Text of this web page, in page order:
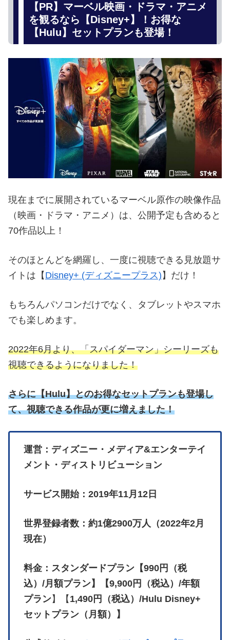
【PR】マーベル映画・ドラマ・アニメ
を観るなら【Disney+】！お得な
【Hulu】セットプランも登場！
現在までに展開されているマーベル原作の映像作品
（映画・ドラマ・アニメ）は、公開予定も含めると
70作品以上！
そのほとんどを網羅し、一度に視聴できる見放題サ
イトは【 Disney+ (ディズニープラス) 】だけ！
もちろんパソコンだけでなく、タブレットやスマホ
でも楽しめます。
2022年6月より、「スパイダーマン」シーリーズも
視聴できるようになりました！
さらに【Hulu】とのお得なセットプランも登場し
て、視聴できる作品が更に増えました！
運営：ディズニー・メディア&エンターテイ
メント・ディストリビューション
サービス開始：2019年11月12日
世界登録者数：約1億2900万人（2022年2月
現在）
料金：スタンダードプラン【990円（税
込）/月額プラン】【9,900円（税込）/年額
プラン】【 1,490円（税込）/Hulu Disney+
セットプラン（月額）】